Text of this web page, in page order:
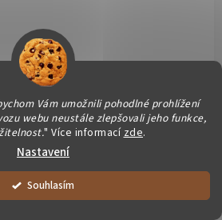
Vám umožnili pohodlné prohlížení
webu neustále zlepšovali jeho funkce,
" Více informací zde.
Nastavení
Souhlasím
Dárečky vyrábíme ručně a podporujeme
jablka jsou tenké a lahodné
aby vytvořili sladký snack. S
osvěžující a zdravou...